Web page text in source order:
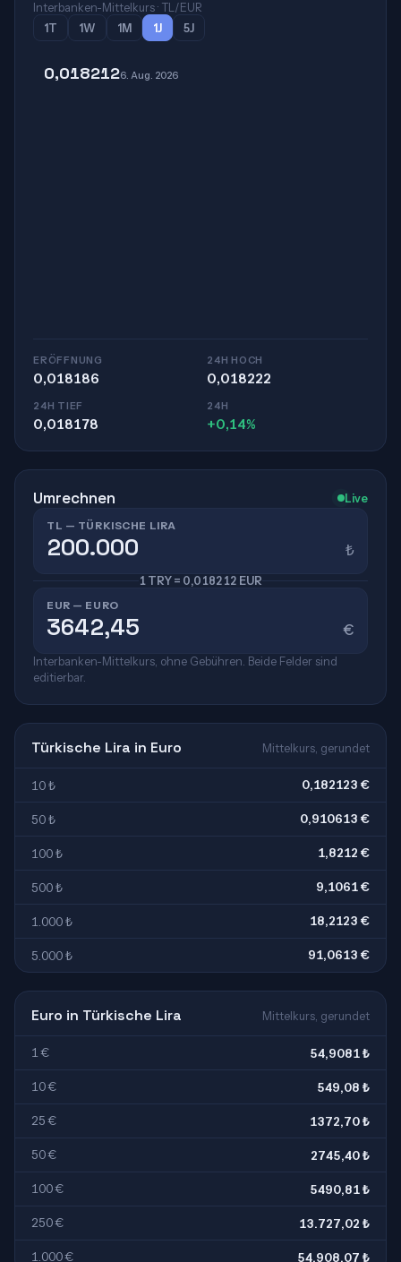
Interbanken-Mittelkurs · TL/EUR
1T
1W 1M 1J 5J
0,0182126. Aug. 2026
ERÖFFNUNG
0,018186
24H HOCH
0,018222
24H TIEF
0,018178
24H
+0,14%
Umrechnen Live
TL — TÜRKISCHE LIRA
₺
1 TRY = 0,018212 EUR
EUR — EURO
€
Interbanken-Mittelkurs, ohne Gebühren. Beide Felder sind
editierbar.
Türkische Lira in Euro Mittelkurs, gerundet
10 ₺ 0,182123 €
50 ₺ 0,910613 €
100 ₺ 1,8212 €
500 ₺ 9,1061 €
1.000 ₺ 18,2123 €
5.000 ₺ 91,0613 €
Euro in Türkische Lira Mittelkurs, gerundet
1 € 54,9081 ₺
10 € 549,08 ₺
25 € 1372,70 ₺
50 € 2745,40 ₺
100 € 5490,81 ₺
250 € 13.727,02 ₺
1.000 € 54.908,07 ₺